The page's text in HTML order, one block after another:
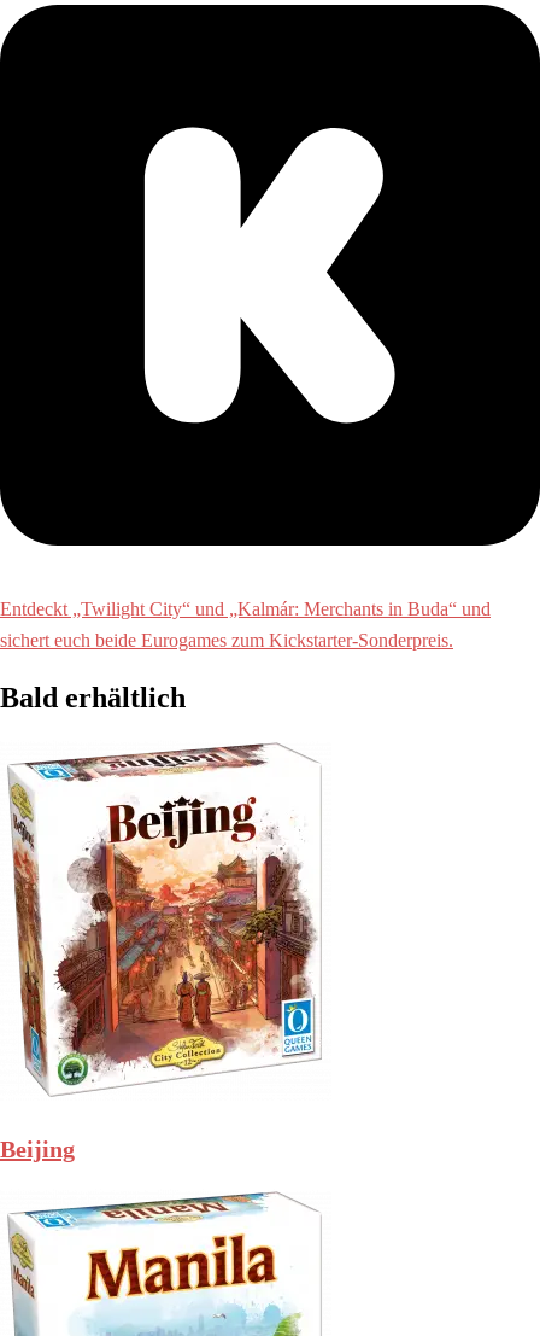
Entdeckt „Twilight City“ und „Kalmár: Merchants in Buda“ und
sichert euch beide Eurogames zum Kickstarter-Sonderpreis.
Bald erhältlich
Beijing